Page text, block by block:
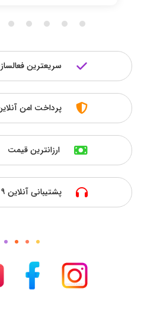
سریعترین
پرداخت امن
ارزانترین قیمت
پشتیبانی آنلاین ۹ صبح تا ۱۲ شب